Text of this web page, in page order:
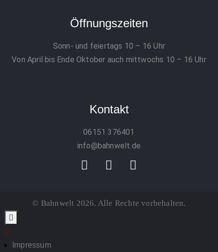
Öffnungszeiten
Sonn- und feiertags 10 – 16 Uhr
Von April bis Ende Oktober auch mittwochs 10 – 16 Uhr
Kontakt
06151 376401
info@bahnwelt.de
© Bahnwelt 2026. Alle Rechte vorbehalten.
Impressum